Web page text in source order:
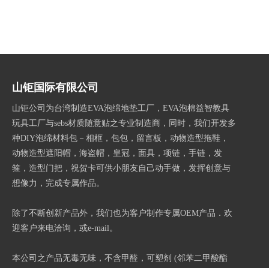
山钜国际有限公司
山钜公司为台湾制造EVA泡绵地垫工厂，EVA泡棉益智教具
玩具工厂与sebs材质随意贴之专业制造商，同时，我们开发多
种DIY泡绵材料包－相框，包包，留言板，动物造型拖鞋，
动物造型遮阳帽，海盗帽，皇冠，面具，项链，手链，发
箍，造型门把，祝贺卡可供小朋友自己动手做，发挥创意与
想像力，完成专属作品。
除了不断创新产品外，我们也为客户制作专属OEM产品．欢
迎客户来电洽询，或e-mail。
本公司之产品无毒无味，不含甲醛，可塑剂 (邻苯二甲酸酯